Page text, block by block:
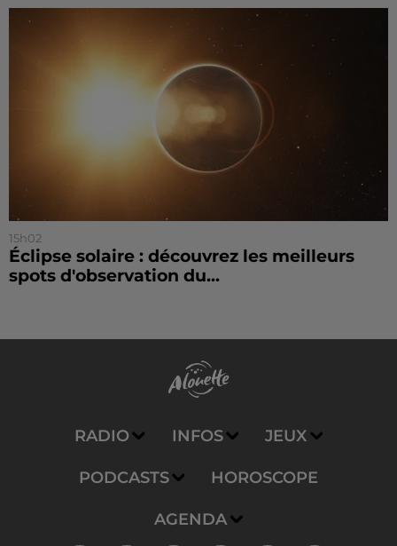
15h02
Éclipse solaire : découvrez les meilleurs
spots d'observation du...
RADIO INFOS JEUX
PODCASTS HOROSCOPE
AGENDA